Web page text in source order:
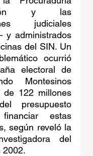
y las
judiciales
y administrados
del SIN. Un
ocurrió
electoral de
Montesinos
de 122 millones
presupuesto
estas
según reveló la
del
2002.